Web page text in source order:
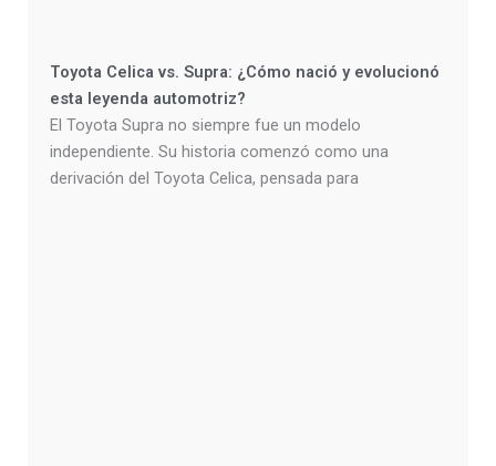
Toyota Celica vs. Supra: ¿Cómo nació y evolucionó
esta leyenda automotriz?
El Toyota Supra no siempre fue un modelo
independiente. Su historia comenzó como una
derivación del Toyota Celica, pensada para